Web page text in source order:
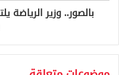
بالصور.. وزير الرياضة